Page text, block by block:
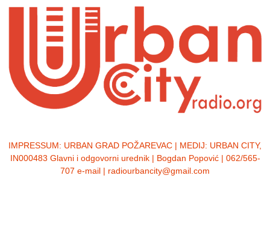
IMPRESSUM: URBAN GRAD POŽAREVAC | MEDIJ: URBAN CITY,
IN000483 Glavni i odgovorni urednik | Bogdan Popović | 062/565-
707 e-mail | radiourbancity@gmail.com